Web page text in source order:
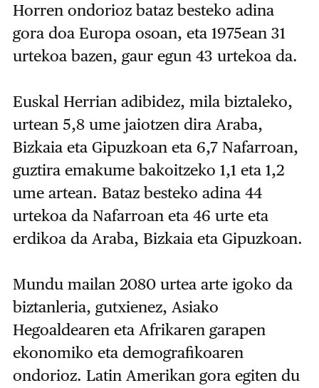
Horren ondorioz bataz besteko adina
gora doa Europa osoan, eta 1975ean 31
urtekoa bazen, gaur egun 43 urtekoa da.
Euskal Herrian adibidez, mila biztaleko,
urtean 5,8 ume jaiotzen dira Araba,
Bizkaia eta Gipuzkoan eta 6,7 Nafarroan,
guztira emakume bakoitzeko 1,1 eta 1,2
ume artean. Bataz besteko adina 44
urtekoa da Nafarroan eta 46 urte eta
erdikoa da Araba, Bizkaia eta Gipuzkoan.
Mundu mailan 2080 urtea arte igoko da
biztanleria, gutxienez, Asiako
Hegoaldearen eta Afrikaren garapen
ekonomiko eta demografikoaren
ondorioz. Latin Amerikan gora egiten du